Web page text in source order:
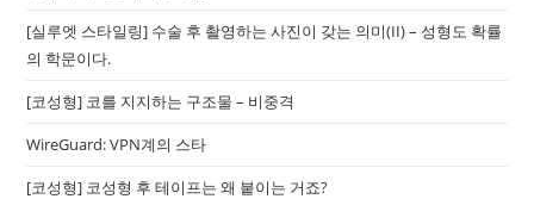
[실루엣 스타일링] 수술 후 촬영하는 사진이 갖는 의미(II) – 성형도 확률
의 학문이다.
[코성형] 코를 지지하는 구조물 – 비중격
WireGuard: VPN계의 스타
[코성형] 코성형 후 테이프는 왜 붙이는 거죠?